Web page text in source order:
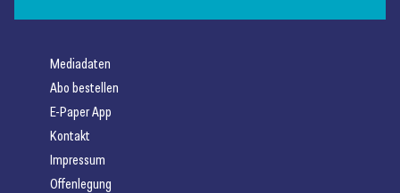
Mediadaten
Abo bestellen
E-Paper App
Kontakt
Impressum
Offenlegung